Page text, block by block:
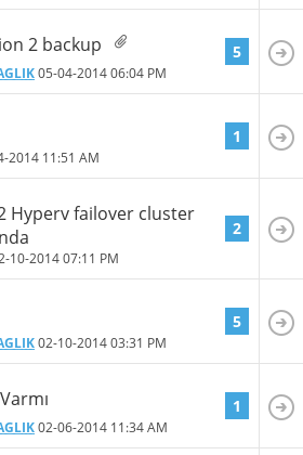
2 backup
05-04-201406:04 PM
5
2014 11:51 AM
1
Hyperv failover cluster
10-201407:11 PM
2
02-10-201403:31 PM
5
02-06-2014 11:34 AM
1